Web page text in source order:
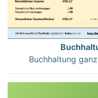
Buchhaltung